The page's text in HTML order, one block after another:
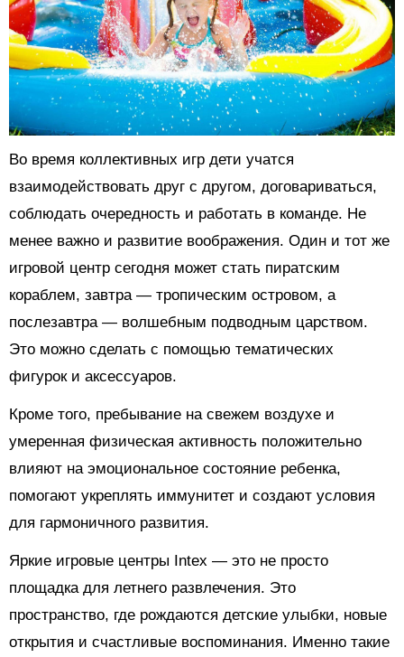
Во время коллективных игр дети учатся
взаимодействовать друг с другом, договариваться,
соблюдать очередность и работать в команде. Не
менее важно и развитие воображения. Один и тот же
игровой центр сегодня может стать пиратским
кораблем, завтра — тропическим островом, а
послезавтра — волшебным подводным царством.
Это можно сделать с помощью тематических
фигурок и аксессуаров.
Кроме того, пребывание на свежем воздухе и
умеренная физическая активность положительно
влияют на эмоциональное состояние ребенка,
помогают укреплять иммунитет и создают условия
для гармоничного развития.
Яркие игровые центры Intex — это не просто
площадка для летнего развлечения. Это
пространство, где рождаются детские улыбки, новые
открытия и счастливые воспоминания. Именно такие